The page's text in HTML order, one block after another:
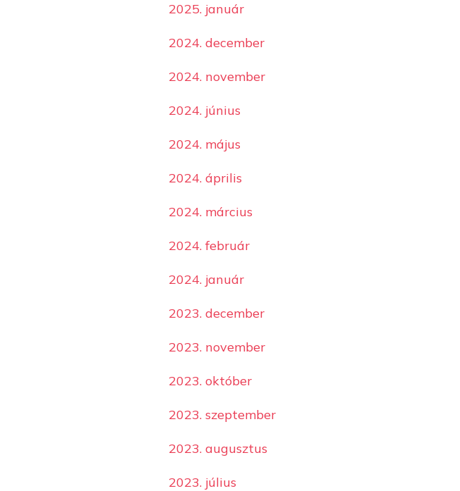
2025. január
2024. december
2024. november
2024. június
2024. május
2024. április
2024. március
2024. február
2024. január
2023. december
2023. november
2023. október
2023. szeptember
2023. augusztus
2023. július